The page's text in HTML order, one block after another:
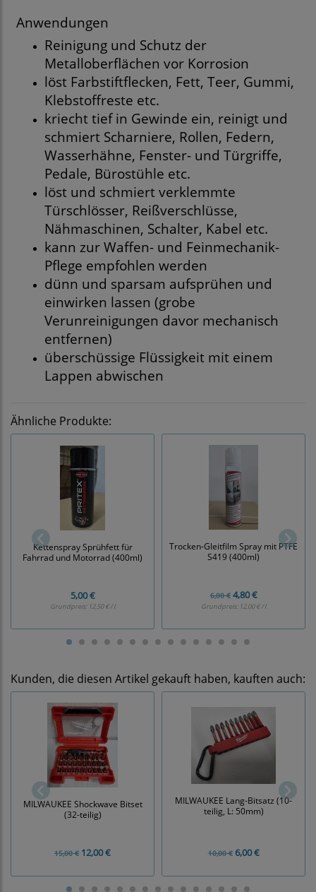
Anwendungen
Reinigung und Schutz der
Metalloberflächen vor Korrosion
löst Farbstiftflecken, Fett, Teer, Gummi,
Klebstoffreste etc.
kriecht tief in Gewinde ein, reinigt und
schmiert Scharniere, Rollen, Federn,
Wasserhähne, Fenster- und Türgriffe,
Pedale, Bürostühle etc.
löst und schmiert verklemmte
Türschlösser, Reißverschlüsse,
Nähmaschinen, Schalter, Kabel etc.
kann zur Waffen- und Feinmechanik-
Pflege empfohlen werden
dünn und sparsam aufsprühen und
einwirken lassen (grobe
Verunreinigungen davor mechanisch
entfernen)
überschüssige Flüssigkeit mit einem
Lappen abwischen
Ähnliche Produkte:
Kettenspray Sprühfett für
Fahrrad und Motorrad (400ml)
5,00 €
Grundpreis: 12,50 € / l
Trocken-Gleitfilm Spray mit PTFE
S419 (400ml)
6,00 €4,80 €
Grundpreis: 12,00 € / l
Kunden, die diesen Artikel gekauft haben, kauften auch:
MILWAUKEE Shockwave Bitset
(32-teilig)
15,00 € 12,00 €
MILWAUKEE Lang-Bitsatz (10-
teilig, L: 50mm)
10,00 €6,00 €